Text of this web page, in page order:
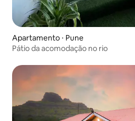
Apartamento ⋅ Pune
Pátio da acomodação no rio